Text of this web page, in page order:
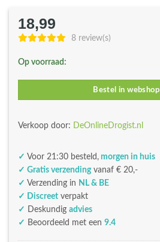
18,99
8 review(s)
Op voorraad:
Bestel in webshop
Verkoop door: DeOnlineDrogist.nl
✓ Voor 21:30 besteld, morgen in huis
✓ Gratis verzendingvanaf € 20,-
✓ Verzending in NL & BE
✓ Discreet verpakt
✓
Deskundig advies
✓ Beoordeeld met een 9.4